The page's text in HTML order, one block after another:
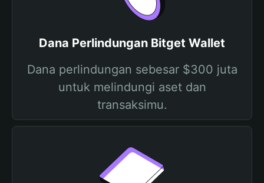
Dana Perlindungan Bitget Wallet
Dana perlindungan sebesar $300 juta
untuk melindungi aset dan
transaksimu.